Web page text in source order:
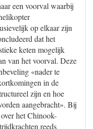
een voorval waarbij
op elkaar zijn
dat het
keten mogelijk
van het voorval. Deze
«nader te
in de
zijn en hoe
aangebracht». Bij
het Chinook-
reeds